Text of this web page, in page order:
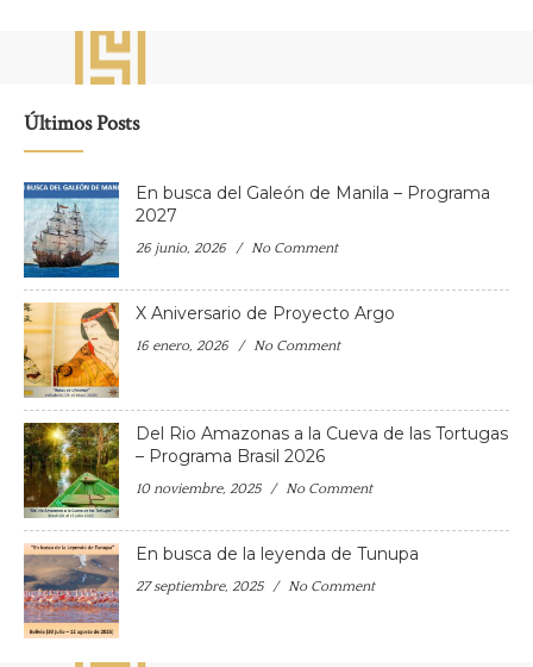
Últimos Posts
En busca del Galeón de Manila – Programa
2027
26 junio, 2026 No Comment
X Aniversario de Proyecto Argo
16 enero, 2026 No Comment
Del Rio Amazonas a la Cueva de las Tortugas
– Programa Brasil 2026
10 noviembre, 2025 No Comment
En busca de la leyenda de Tunupa
27 septiembre, 2025 No Comment